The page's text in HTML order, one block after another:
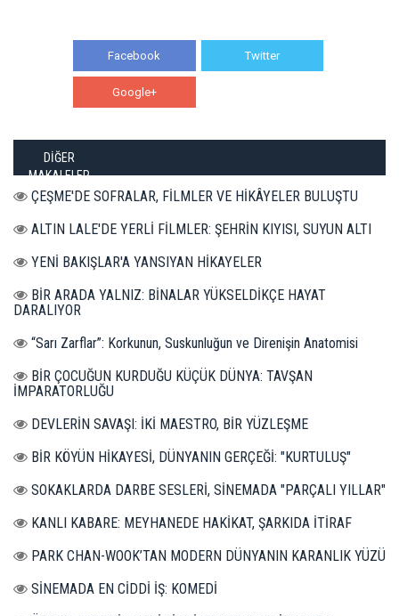
Facebook Twitter
Google+
DİĞER
MAKALELER
ÇEŞME'DE SOFRALAR, FİLMLER VE HİKÂYELER BULUŞTU
ALTIN LALE'DE YERLİ FİLMLER: ŞEHRİN KIYISI, SUYUN ALTI
YENİ BAKIŞLAR'A YANSIYAN HİKAYELER
BİR ARADA YALNIZ: BİNALAR YÜKSELDİKÇE HAYAT
DARALIYOR
“Sarı Zarflar”: Korkunun, Suskunluğun ve Direnişin Anatomisi
BİR ÇOCUĞUN KURDUĞU KÜÇÜK DÜNYA: TAVŞAN
İMPARATORLUĞU
DEVLERİN SAVAŞI: İKİ MAESTRO, BİR YÜZLEŞME
BİR KÖYÜN HİKAYESİ, DÜNYANIN GERÇEĞİ: "KURTULUŞ"
SOKAKLARDA DARBE SESLERİ, SİNEMADA "PARÇALI YILLAR"
KANLI KABARE: MEYHANEDE HAKİKAT, ŞARKIDA İTİRAF
PARK CHAN-WOOK’TAN MODERN DÜNYANIN KARANLIK YÜZÜ
SİNEMADA EN CİDDİ İŞ: KOMEDİ